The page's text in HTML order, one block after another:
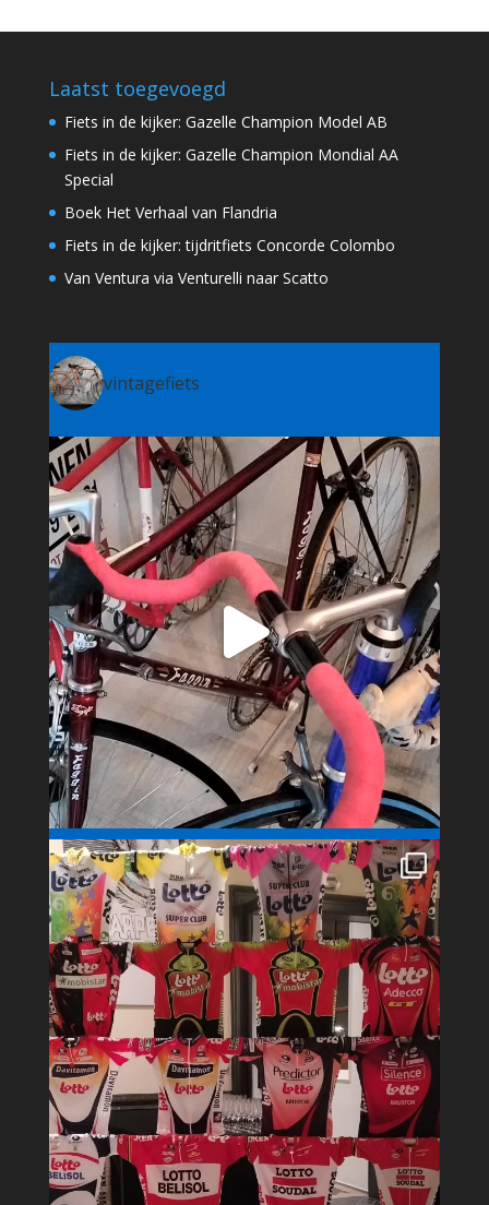
Laatst toegevoegd
Fiets in de kijker: Gazelle Champion Model AB
Fiets in de kijker: Gazelle Champion Mondial AA
Special
Boek Het Verhaal van Flandria
Fiets in de kijker: tijdritfiets Concorde Colombo
Van Ventura via Venturelli naar Scatto
vintagefiets